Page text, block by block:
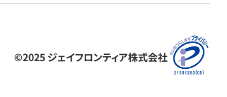
©2025 ジェイフロンティア株式会社